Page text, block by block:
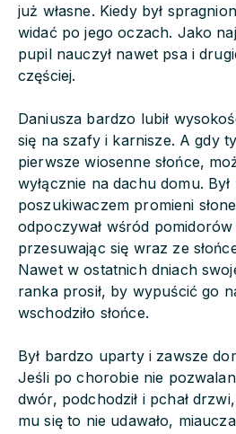
już własne. Kiedy był
widać po jego oczach. Jako
pupil nauczył nawet psa i
częściej.
Daniusza bardzo lubił
się na szafy i karnisze. A gdy
pierwsze wiosenne słońce,
wyłącznie na dachu domu.
poszukiwaczem promieni
odpoczywał wśród
przesuwając się wraz ze
Nawet w ostatnich dniach
ranka prosił, by wypuścić go
wschodziło słońce.
Był bardzo uparty i zawsze
Jeśli po chorobie nie
dwór, podchodził i pchał
mu się to nie udawało,